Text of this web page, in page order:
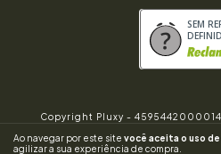
Ao navegar por este site você aceita o uso
agilizar a sua experiência de compra.
SEM
Copyright Pluxy -